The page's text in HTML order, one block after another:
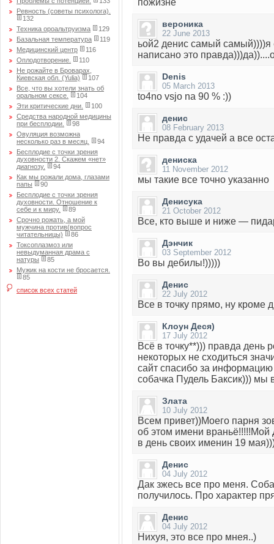
Ревность (советы психолога).
132
Техника ороальтруизма
129
Базальная температура
119
Медицинский центр
116
Оплодотворение.
110
Не рожайте в Броварах,
Киевская обл. (Yulia)
107
Все, что вы хотели знать об
оральном сексе.
104
Эти критические дни.
100
Средства народной медицины
при бесплодии.
98
Овуляция возможна
несколько раз в месяц.
94
Бесплодие с точки зрения
духовности 2. Скажем «нет»
диагнозу.
94
Как мы рожали дома, глазами
папы
90
Бесплодие с точки зрения
духовности. Отношение к
себе и к миру.
89
Срочно рожать, а мой
мужчина против(вопрос
читательницы)
86
Токсоплазмоз или
невыдуманная драма с
натуры
85
Мужик на кости не бросается.
85
список всех статей
пожизне
вероника
22 June 2013
ьой2 денис самый самый))))я
написано это
Denis
05 March 2013
to4no vsjo na 90 % :))
денис
08 February 2013
Не правда с удачей а все
дениска
11 November 2012
мы такие все точно указанно
Денисука
21 October 2012
Все, кто выше и ниже —
Дэнчик
03 September 2012
Во вы дебилы!)))))
Денис
22 July 2012
Все в точку прямо, ну кроме
Клоун Деся)
17 July 2012
Всё в точку**))) правда день
некоторых не сходиться
сайт спасибо за
собачка Пудель Баксик))) мы
Злата
10 July 2012
Всем привет))Моего парня
об этом имени враньё!!!!!Мой
в день своих именин 19
Денис
04 July 2012
Дак зжесь все про меня.
получилось. Про характер
Денис
04 July 2012
Нихуя, это все про мнея..)